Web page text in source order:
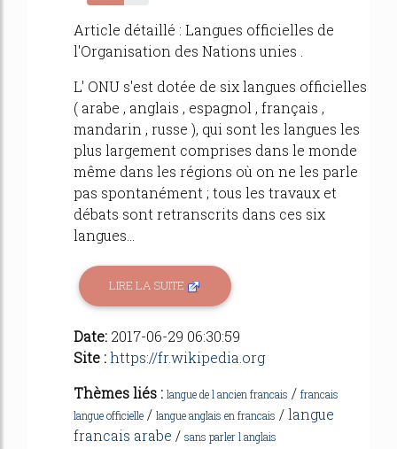
60%
Article détaillé : Langues officielles de
l'Organisation des Nations unies .
L' ONU s'est dotée de six langues officielles
( arabe , anglais , espagnol , français ,
mandarin , russe ), qui sont les langues les
plus largement comprises dans le monde
même dans les régions où on ne les parle
pas spontanément ; tous les travaux et
débats sont retranscrits dans ces six
langues...
LIRE LA SUITE
Date: 2017-06-29 06:30:59
Site :https://fr.wikipedia.org
Thèmes liés : langue de l ancien francais / francais
langue officielle / langue anglais en francais /langue
francais arabe / sans parler l anglais